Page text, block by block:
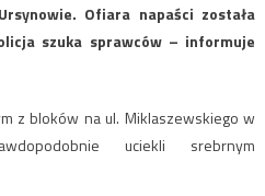
Ofiara napaści została
szuka sprawców – informuje
z bloków na ul. Miklaszewskiego w
uciekli srebrnym